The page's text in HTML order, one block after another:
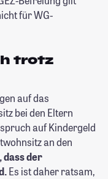
für WG-
trotz
auf das
bei den Eltern
auf Kindergeld
an den
dass der
Es ist daher ratsam,